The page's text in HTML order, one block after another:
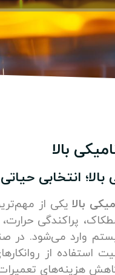
بالا
بالا؛ انتخابی
بالایکی از
پراکندگی
می‌شود. در
از
هزینه‌های تعمیرات